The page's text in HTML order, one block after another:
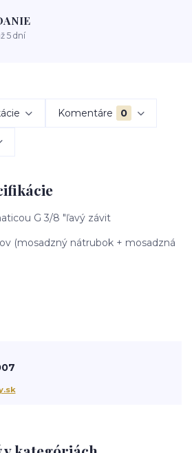
5 dní
Komentáre 0
G 3/8 "ľavý závit
(mosadzný nátrubok + mosadzná